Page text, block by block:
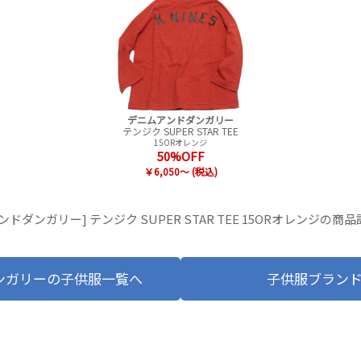
デニムアンドダンガリー
テンジク SUPER STAR TEE
15ORオレンジ
50%OFF
￥6,050～ (税込)
ドダンガリー] テンジク SUPER STAR TEE 15ORオレンジの商品
ガリーの子供服一覧へ 子供服ブラン